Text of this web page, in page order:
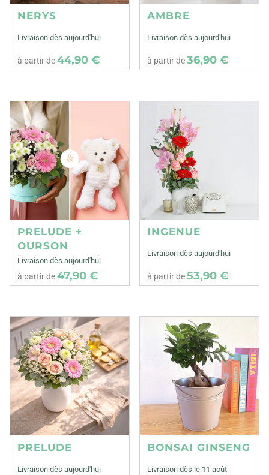
NERYS
Livraison dès aujourd'hui
à partir de44,90 €
AMBRE
Livraison dès aujourd'hui
à partir de36,90 €
PRELUDE +
OURSON
Livraison dès aujourd'hui
à partir de47,90 €
INGENUE
Livraison dès aujourd'hui
à partir de53,90 €
PRELUDE
Livraison dès aujourd'hui
BONSAI GINSENG
Livraison dès le 11 août